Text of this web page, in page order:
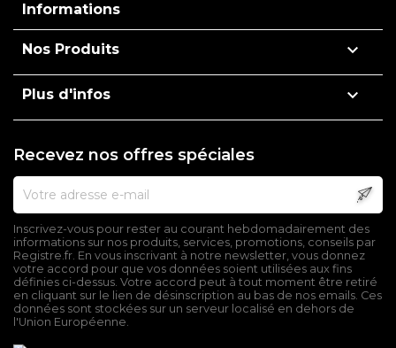
Informations
Nos Produits 
Plus d'infos 
Recevez nos offres spéciales
Inscrivez-vous pour rester au courant hebdomadairement des
informations sur nos produits, services, promotions, conseils par
Registre.fr. En vous inscrivant à notre newsletter, vous donnez
votre accord pour que vos données soient utilisées aux fins
définies ci-dessus. Votre accord peut à tout moment être retiré
en cliquant sur le lien de désinscription au bas de nos emails. Ces
données sont stockées sur un serveur localisé en dehors de
l'Union Européenne.